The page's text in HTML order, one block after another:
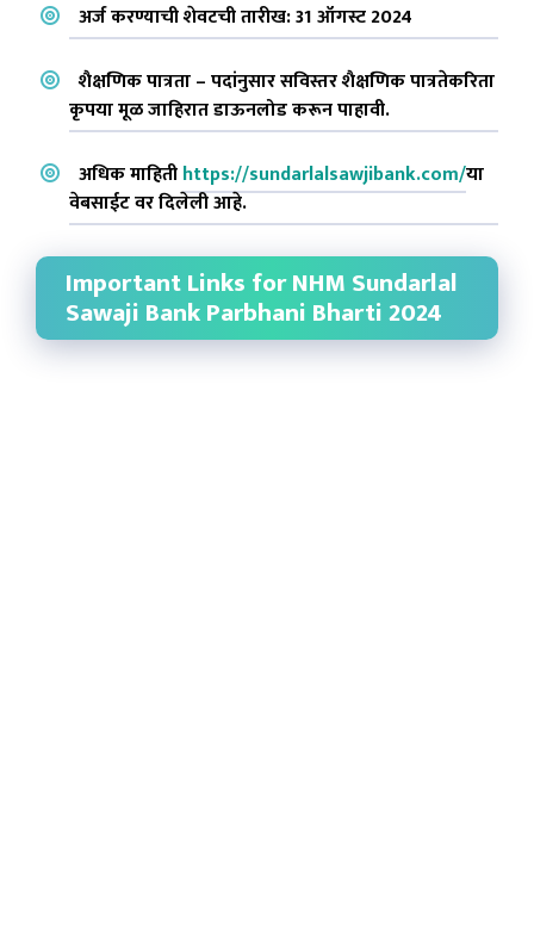
अर्ज करण्याची शेवटची तारीख: 31 ऑगस्ट 2024
शैक्षणिक पात्रता – पदांनुसार सविस्तर शैक्षणिक पात्रतेकरिता
कृपया मूळ जाहिरात डाऊनलोड करून पाहावी.
अधिक माहितीhttps://sundarlalsawjibank.com/या
वेबसाईट वर दिलेली आहे.
Important Links for NHM Sundarlal
Sawaji Bank Parbhani Bharti 2024